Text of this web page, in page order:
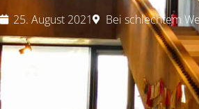
25. August 2021 Bei schlechtem